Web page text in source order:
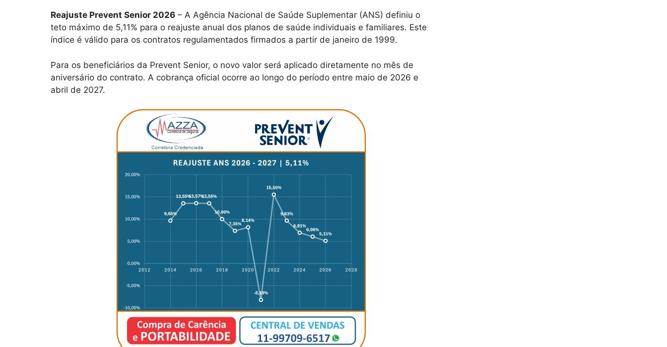
Reajuste Prevent Senior 2026 – A Agência Nacional de Saúde Suplementar (ANS) definiu o
teto máximo de 5,11% para o reajuste anual dos planos de saúde individuais e familiares. Este
índice é válido para os contratos regulamentados firmados a partir de janeiro de 1999.
Para os beneficiários da Prevent Senior, o novo valor será aplicado diretamente no mês de
aniversário do contrato. A cobrança oficial ocorre ao longo do período entre maio de 2026 e
abril de 2027.